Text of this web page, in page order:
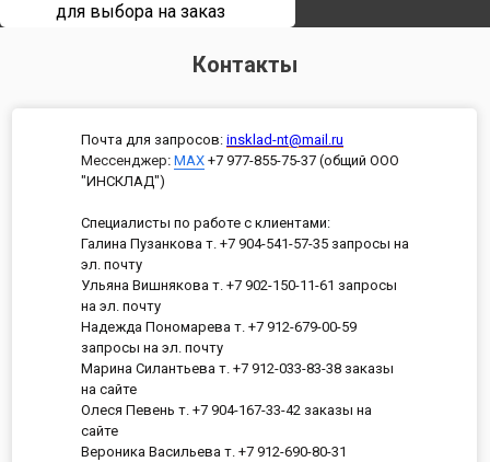
для выбора на заказ
Контакты
Почта для запросов: insklad-nt@mail.ru
Мессенджер: MAX +7 977-855-75-37 (общий ООО
"ИНСКЛАД")
Специалисты по работе с клиентами:
Галина Пузанкова т. +7 904-541-57-35 запросы на
эл. почту
Ульяна Вишнякова т. +7 902-150-11-61 запросы
на эл. почту
Надежда Пономарева т. +7 912-679-00-59
запросы на эл. почту
Марина Силантьева т. +7 912-033-83-38 заказы
на сайте
Олеся Певень т. +7 904-167-33-42 заказы на
сайте
Вероника Васильева т. +7 912-690-80-31